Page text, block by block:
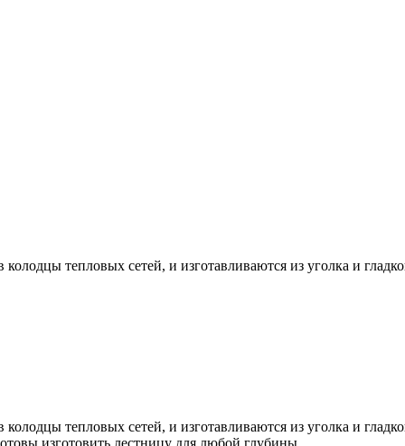
тепловых сетей, и изготавливаются из уголка и
тепловых сетей, и изготавливаются из уголка и
изготовить лестницу для любой глубины.